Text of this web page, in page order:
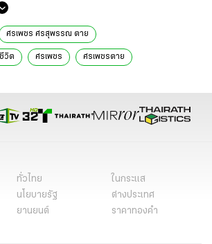
ศรเพชร ศรสุพรรณ ตาย
วิต ศรเพชร ศรเพชรตาย
ทั่วไทย
ในกระแส
นโยบายรัฐ
ต่างประเทศ
ยานยนต์
ราคาทองคำ